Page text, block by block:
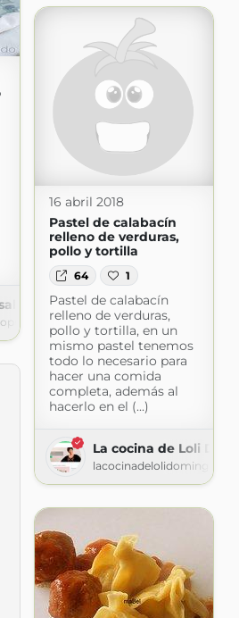
16 abril 2018
Pastel de calabacín
relleno de verduras,
pollo y tortilla
64 1
Pastel de calabacín
relleno de verduras,
pollo y tortilla, en un
mismo pastel tenemos
todo lo necesario para
hacer una comida
completa, además al
hacerlo en el (...)
La cocina de Loli